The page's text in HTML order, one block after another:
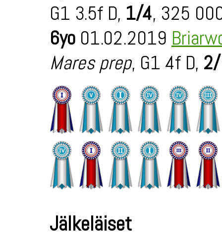
G1 3.5f D, 1/4, 325
6yo 01.02.2019
Mares prep, G1 4f D,
Jälkeläiset